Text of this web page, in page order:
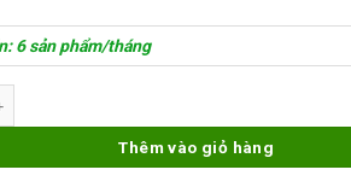
6 sản phẩm/tháng
S9Plus để ép kính số lượng
Thêm vào giỏ hàng